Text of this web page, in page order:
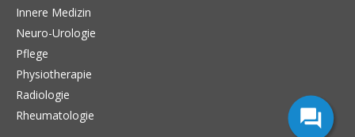
Innere Medizin
Neuro-Urologie
Pflege
Physiotherapie
Radiologie
Rheumatologie